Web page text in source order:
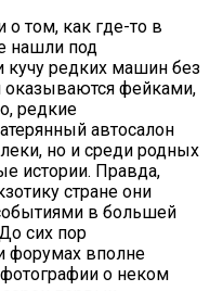
о том, как где-то в
нашли под
редких машин без
оказываются фейками,
редкие
автосалон
но и среди родных
истории. Правда,
стране они
в большей
сих пор
форумах вполне
о неком